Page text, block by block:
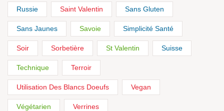
Russie Saint Valentin Sans Gluten
Sans Jaunes Savoie Simplicité Santé
Soir Sorbetière St Valentin Suisse
Technique Terroir
Utilisation Des Blancs Doeufs Vegan
Végétarien Verrines